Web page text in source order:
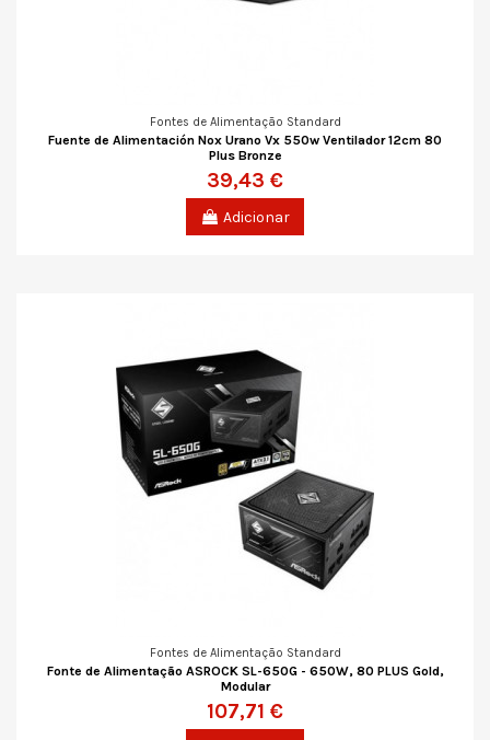
Fontes de Alimentação Standard
Fuente de Alimentación Nox Urano Vx 550w Ventilador 12cm 80
Plus Bronze
39,43 €
Adicionar
Fontes de Alimentação Standard
Fonte de Alimentação ASROCK SL-650G - 650W, 80 PLUS Gold,
Modular
107,71 €